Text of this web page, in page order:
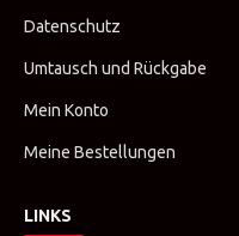
Datenschutz
Umtausch und Rückgabe
Mein Konto
Meine Bestellungen
LINKS